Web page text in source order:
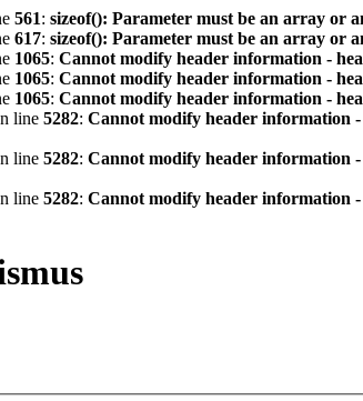
561: sizeof(): Parameter must be an array or
617: sizeof(): Parameter must be an array or
1065: Cannot modify header information -
1065: Cannot modify header information -
1065: Cannot modify header information -
line 5282: Cannot modify header information
line 5282: Cannot modify header information
line 5282: Cannot modify header information